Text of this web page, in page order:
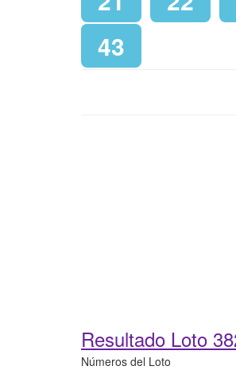
43
Resultado Loto
Números del Loto